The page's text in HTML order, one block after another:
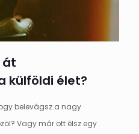
át
külföldi élet?
belevágsz a nagy
Vagy már ott élsz egy